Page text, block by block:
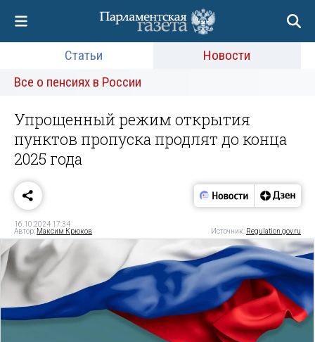
Статьи
Новости
Все о пенсиях в России
Упрощенный режим открытия
пунктов пропуска продлят до конца
2025 года
16.10.2024 17:34
Автор: Максим Крюков Источник: Regulation.gov.ru